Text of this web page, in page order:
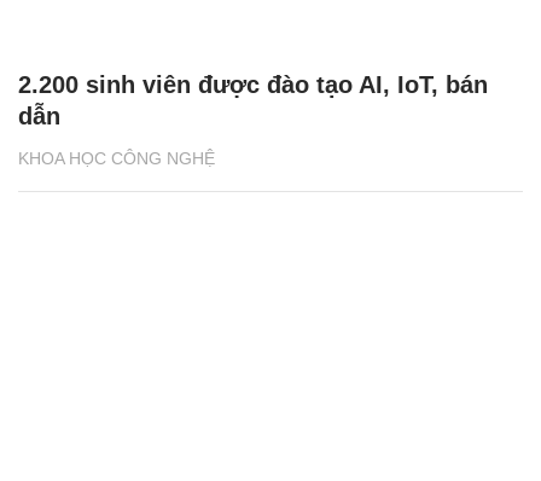
KHOA HỌC CÔNG NGHỆ
2.200 sinh viên được đào tạo AI, IoT, bán
dẫn